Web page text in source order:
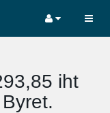
iht